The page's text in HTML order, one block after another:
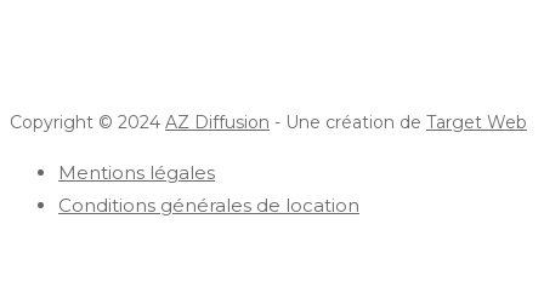
Copyright © 2024 AZ Diffusion - Une création de Target Web
Mentions légales
Conditions générales de location